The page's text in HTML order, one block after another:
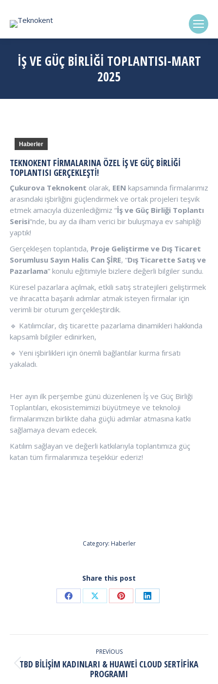
İŞ VE GÜÇ BIRLIĞI TOPLANTISI-MART
2025
Haberler
TEKNOKENT FIRMALARINA ÖZEL İŞ VE GÜÇ BIRLIĞI
TOPLANTISI GERÇEKLEŞTI!
Çukurova Teknokent olarak, EEN kapsamında firmalarımız
arasındaki işbirliğini güçlendirmek ve ortak projeleri teşvik
etmek amacıyla düzenlediğimiz “İş ve Güç Birliği Toplantı
Serisi“nde, bu ay da ilham verici bir buluşmaya ev sahipliği
yaptık!
Gerçekleşen toplantıda, Proje Geliştirme ve Dış Ticaret
Sorumlusu Sayın Halis Can ŞİRE, “Dış Ticarette Satış ve
Pazarlama” konulu eğitimiyle bizlere değerli bilgiler sundu.
Küresel pazarlara açılmak, etkili satış stratejileri geliştirmek
ve ihracatta başarılı adımlar atmak isteyen firmalar için
verimli bir oturum gerçekleştirdik.
🔹 Katılımcılar, dış ticarette pazarlama dinamikleri hakkında
kapsamlı bilgiler edinirken,
🔹 Yeni işbirlikleri için önemli bağlantılar kurma fırsatı
yakaladı.
Her ayın ilk perşembe günü düzenlenen İş ve Güç Birliği
Toplantıları, ekosistemimizi büyütmeye ve teknoloji
firmalarımızın birlikte daha güçlü adımlar atmasına katkı
sağlamaya devam edecek.
Katılım sağlayan ve değerli katkılarıyla toplantımıza güç
katan tüm firmalarımıza teşekkür ederiz!
Category: Haberler
Share this post
Share
Facebook
Share
X
Share
Pinterest
Share
LinkedIn
NAVIGATION
PREVIOUS
Previous
post:
TBD BILIŞIM KADINLARI & HUAWEI CLOUD SERTIFIKA
PROGRAMI